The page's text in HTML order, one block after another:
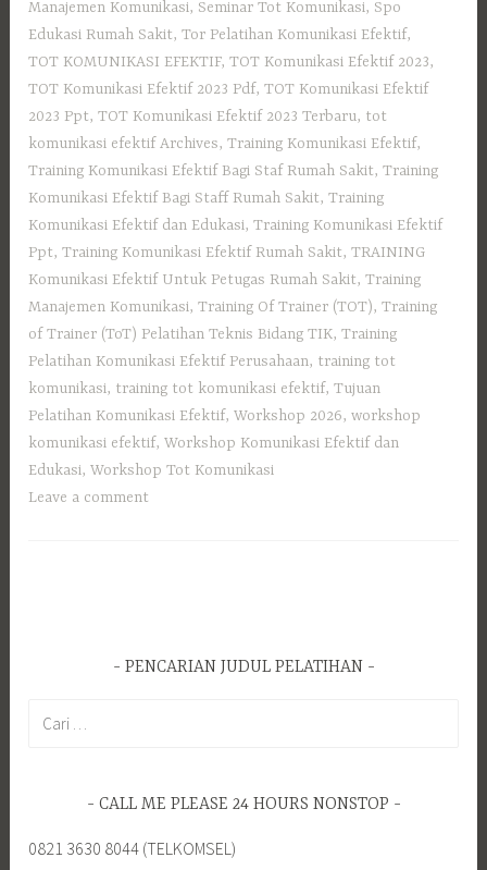
Manajemen Komunikasi, Seminar Tot Komunikasi, Spo
Edukasi Rumah Sakit,Tor Pelatihan Komunikasi Efektif,
TOT KOMUNIKASI EFEKTIF,TOT Komunikasi Efektif 2023,
TOT Komunikasi Efektif 2023 Pdf,TOT Komunikasi Efektif
2023 Ppt,TOT Komunikasi Efektif 2023 Terbaru, tot
komunikasi efektif Archives,Training Komunikasi Efektif,
Training Komunikasi Efektif Bagi Staf Rumah Sakit,Training
Komunikasi Efektif Bagi Staff Rumah Sakit,Training
Komunikasi Efektif dan Edukasi,Training Komunikasi Efektif
Ppt,Training Komunikasi Efektif Rumah Sakit,TRAINING
Komunikasi Efektif Untuk Petugas Rumah Sakit,Training
Manajemen Komunikasi,Training Of Trainer (TOT),Training
of Trainer (ToT) Pelatihan Teknis Bidang TIK,Training
Pelatihan Komunikasi Efektif Perusahaan, training tot
komunikasi, training tot komunikasi efektif,Tujuan
Pelatihan Komunikasi Efektif,Workshop 2026,workshop
komunikasi efektif,Workshop Komunikasi Efektif dan
Edukasi,Workshop Tot Komunikasi
Leave a comment
PENCARIAN JUDUL PELATIHAN
CALL ME PLEASE 24 HOURS NONSTOP
0821 3630 8044 (TELKOMSEL)